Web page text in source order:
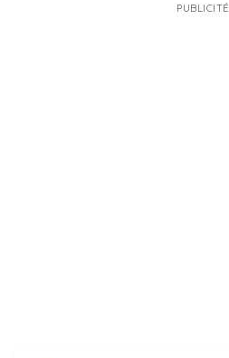
PUBLICITÉ